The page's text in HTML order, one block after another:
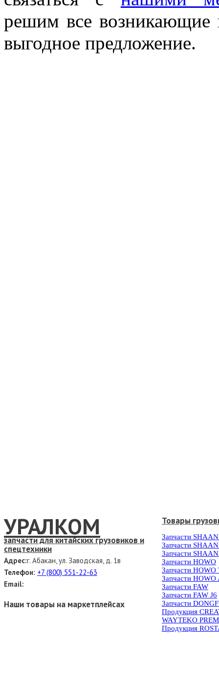
решим все возникающие
выгодное предложение.
УРАЛКОМ
запчасти для китайских грузовиков и
спецтехники
Адрес:г. Абакан, ул. Заводская, д. 1в
Телефон: +7 (800) 551-22-63
Email:
Наши товары на маркетплейсах
Товары
Запчасти
Запчасти
Запчасти
Запчасти HOWO
Запчасти HOWO
Запчасти HOWO
Запчасти FAW
Запчасти FAW J6
Запчасти
Продукция
WAYTEKO
Продукция